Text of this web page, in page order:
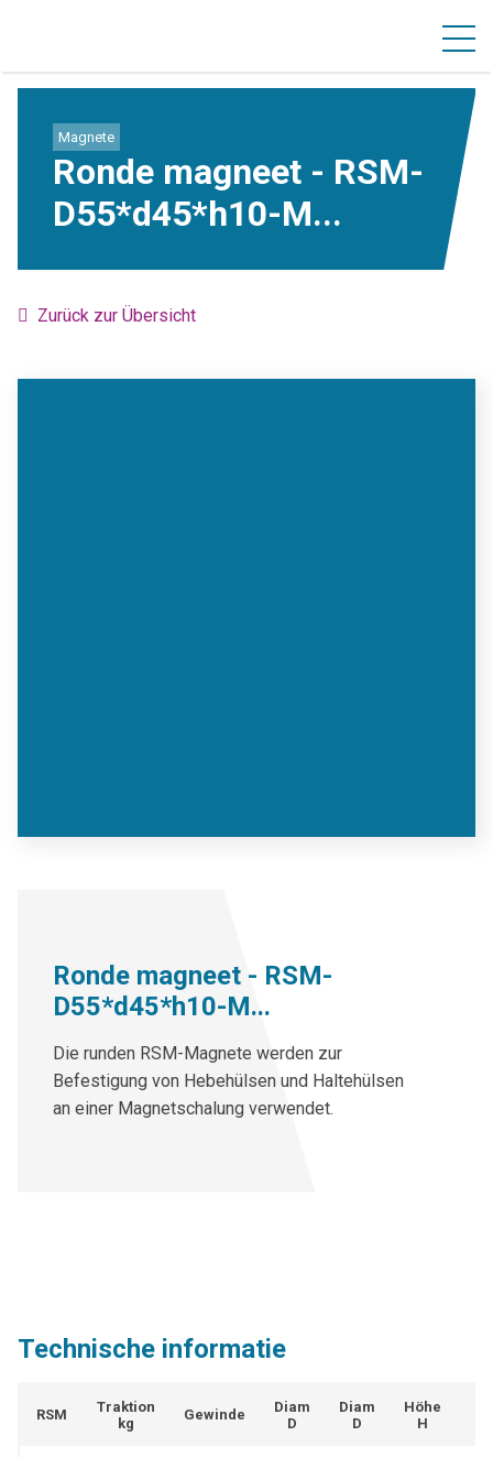
Magnete
Ronde magneet - RSM-
D55*d45*h10-M...
Zurück zur Übersicht
Ronde magneet - RSM-
D55*d45*h10-M...
Die runden RSM-Magnete werden zur
Befestigung von Hebehülsen und Haltehülsen
an einer Magnetschalung verwendet.
Technische informatie
RSM
Traktion
kg
Gewinde
Diam
D
Diam
D
Höhe
H